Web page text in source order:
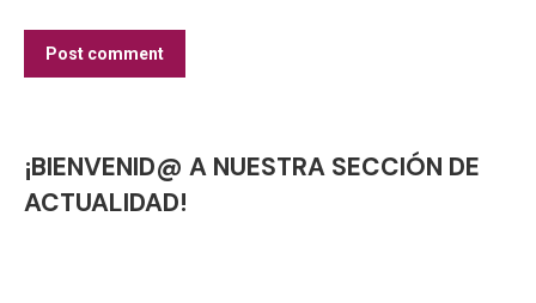
Post comment
¡BIENVENID@ A NUESTRA SECCIÓN DE
ACTUALIDAD!